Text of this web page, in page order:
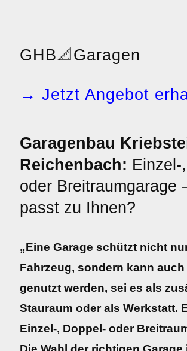
GHB📐 Garagen
→ Jetzt Angebot
Garagenbau
Reichenbach: Einzel-
oder Breitraumgarage
passt zu Ihnen?
„Eine Garage schützt nicht
Fahrzeug, sondern kann
genutzt werden, sei es als
Stauraum oder als Werkstatt.
Einzel-, Doppel- oder